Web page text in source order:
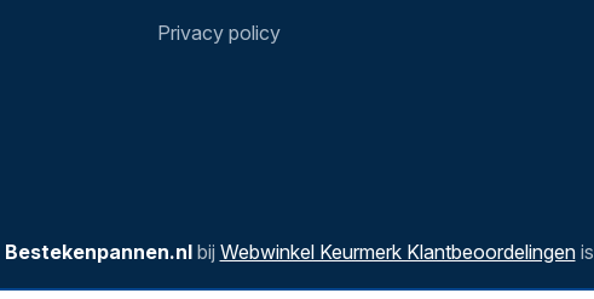
Privacy policy
Bestekenpannen.nlbij Webwinkel Keurmerk Klantbeoordelingenis